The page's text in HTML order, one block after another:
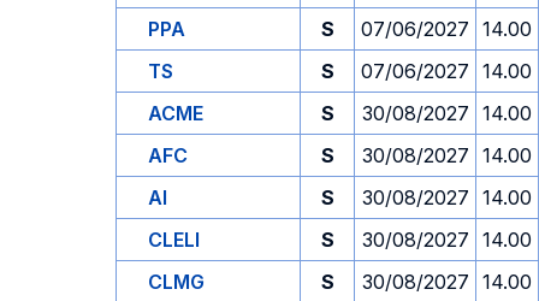
PPA
S 07/06/2027 14.00
TS
S 07/06/2027 14.00
ACME
S 30/08/2027 14.00
AFC
S 30/08/2027 14.00
AI
S 30/08/2027 14.00
CLELI
S 30/08/2027 14.00
CLMG
S 30/08/2027 14.00